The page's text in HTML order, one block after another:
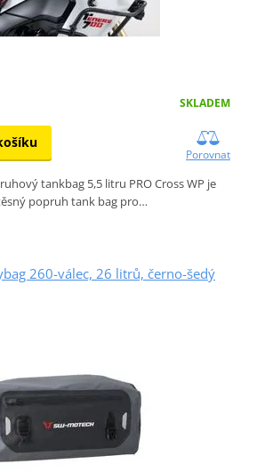
SKLADEM
Porovnat
tankbag 5,5 litru PRO Cross WP je
popruh tank bag pro…
260-válec, 26 litrů, černo-šedý